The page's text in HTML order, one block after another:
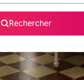
Rechercher